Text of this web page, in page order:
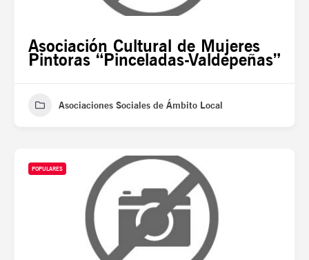
Asociación Cultural de Mujeres
Pintoras “Pinceladas-Valdepeñas”
Asociaciones Sociales de Ámbito Local
POPULARES